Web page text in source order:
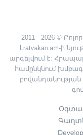
2011 - 2026 ©
Lratvakan.am-ի
արգելվում է:
համընկնում